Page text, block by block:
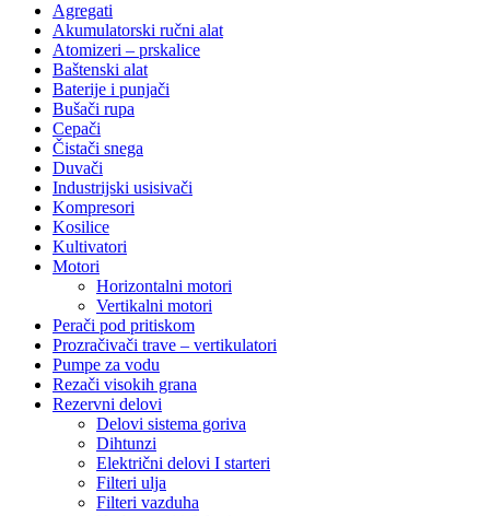
Agregati
Akumulatorski ručni alat
Atomizeri – prskalice
Baštenski alat
Baterije i punjači
Bušači rupa
Cepači
Čistači snega
Duvači
Industrijski usisivači
Kompresori
Kosilice
Kultivatori
Motori
Horizontalni motori
Vertikalni motori
Perači pod pritiskom
Prozračivači trave – vertikulatori
Pumpe za vodu
Rezači visokih grana
Rezervni delovi
Delovi sistema goriva
Dihtunzi
Električni delovi I starteri
Filteri ulja
Filteri vazduha